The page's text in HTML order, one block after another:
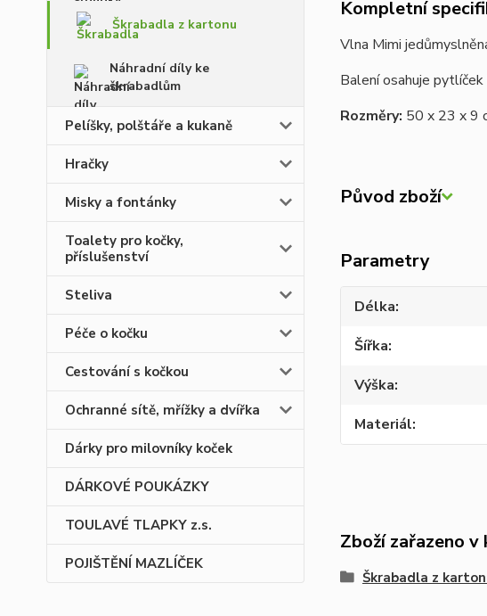
Škrabadla z kartonu
Náhradní díly ke
škrabadlům
Pelíšky, polštáře a kukaně
Hračky
Misky a fontánky
Toalety pro kočky,
příslušenství
Steliva
Péče o kočku
Cestování s kočkou
Ochranné sítě, mřížky a dvířka
Dárky pro milovníky koček
DÁRKOVÉ POUKÁZKY
TOULAVÉ TLAPKY z.s.
POJIŠTĚNÍ MAZLÍČEK
Kompletní
Vlna Mimi jedůmyslně
Balení osahuje
Rozměry: 50 x 23 x 9
Původ zboží
Parametry
Délka
Šířka
Výška
Materiál
Zboží zařazeno
Škrabadla z